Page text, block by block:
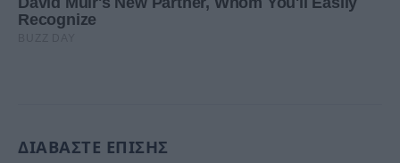
ΔΙΑΒΑΣΤΕ ΕΠΙΣΗΣ